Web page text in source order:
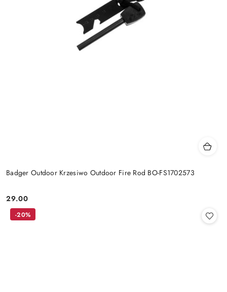
Badger Outdoor Krzesiwo Outdoor Fire Rod BO-FS1702573
Cena:
29.00
-20%